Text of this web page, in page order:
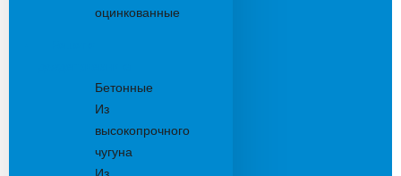
оцинкованные
Бетонные
Из
высокопрочного
чугуна